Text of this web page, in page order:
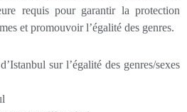
requis pour garantir la protection
et promouvoir l’égalité des genres.
sur l’égalité des genres/sexes